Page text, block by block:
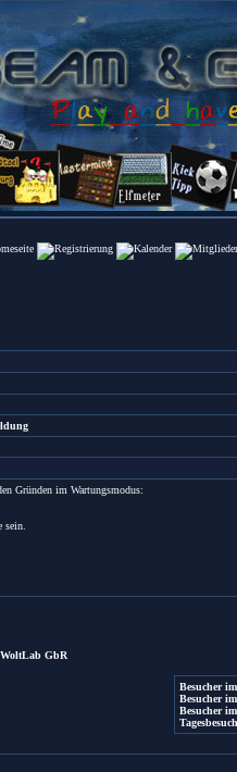
Gründen im Wartungsmodus:
WoltLab GbR
Besucher
Besucher
Besucher